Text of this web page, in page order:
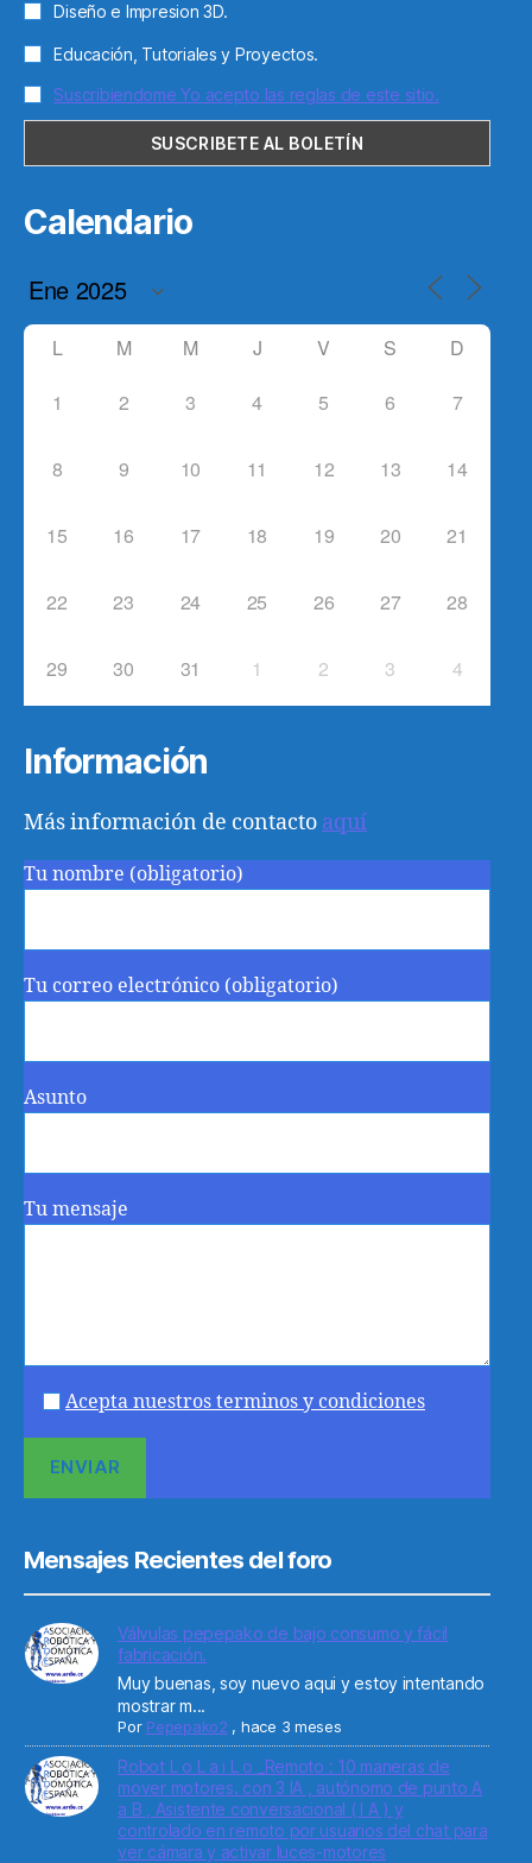
Diseño e Impresion 3D.
Educación, Tutoriales y Proyectos.
Suscribiendome Yo acepto las reglas de este sitio.
Calendario
L M M J V S D
1 2 3 4 5 6 7
8 9 10 11 12 13 14
15 16 17 18 19 20 21
22 23 24 25 26 27 28
29 30 31 1 2 3 4
Información
Más información de contacto aquí
Tu nombre (obligatorio)
Tu correo electrónico (obligatorio)
Asunto
Tu mensaje
Acepta nuestros terminos y condiciones
Mensajes Recientes del foro
Válvulas pepepako de bajo consumo y fácil
fabricación.
Muy buenas, soy nuevo aqui y estoy intentando
mostrar m...
Por Pepepako2 , hace 3 meses
Robot L o L a i L o _Remoto : 10 maneras de
mover motores. con 3 IA , autónomo de punto A
a B , Asistente conversacional ( I A ) y
controlado en remoto por usuarios del chat para
ver cámara y activar luces-motores